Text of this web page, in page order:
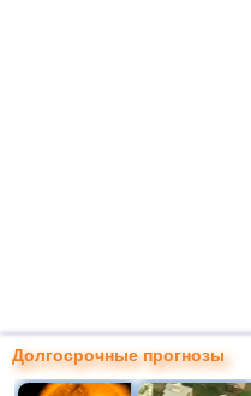
Долгосрочные прогнозы